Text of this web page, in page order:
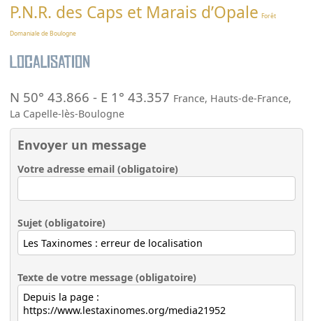
P.N.R. des Caps et Marais d’Opale Forêt
Domaniale de Boulogne
Localisation
N 50° 43.866 - E 1° 43.357 France, Hauts-de-France,
La Capelle-lès-Boulogne
Envoyer un message
Votre adresse email (obligatoire)
Sujet (obligatoire)
Texte de votre message (obligatoire)